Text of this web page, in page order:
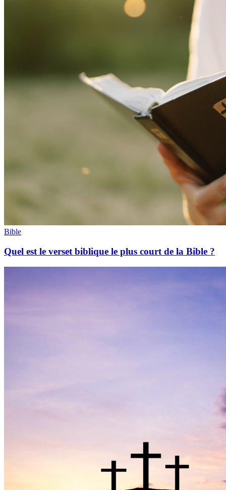
Bible
Quel est le verset biblique le plus court de la Bible ?